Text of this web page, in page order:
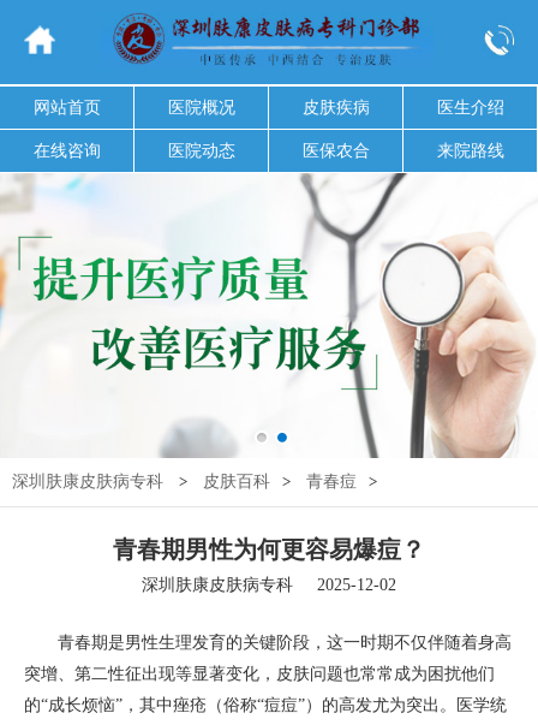
网站首页 医院概况 皮肤疾病 医生介绍
在线咨询 医院动态 医保农合 来院路线
深圳肤康皮肤病专科 > 皮肤百科 > 青春痘 >
青春期男性为何更容易爆痘？
深圳肤康皮肤病专科 2025-12-02
青春期是男性生理发育的关键阶段，这一时期不仅伴随着身高
突增、第二性征出现等显著变化，皮肤问题也常常成为困扰他们
的“成长烦恼”，其中痤疮（俗称“痘痘”）的高发尤为突出。医学统